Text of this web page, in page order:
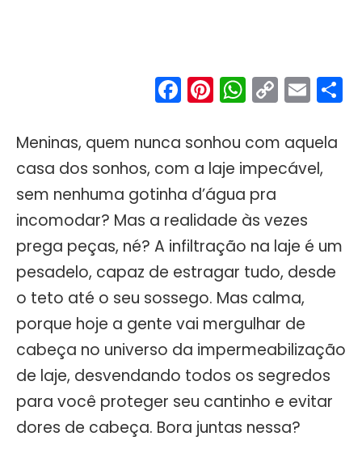
Facebook
Pinterest
Copy
Link
Meninas, quem nunca sonhou com aquela
casa dos sonhos, com a laje impecável,
sem nenhuma gotinha d’água pra
incomodar? Mas a realidade às vezes
prega peças, né? A infiltração na laje é um
pesadelo, capaz de estragar tudo, desde
o teto até o seu sossego. Mas calma,
porque hoje a gente vai mergulhar de
cabeça no universo da impermeabilização
de laje, desvendando todos os segredos
para você proteger seu cantinho e evitar
dores de cabeça. Bora juntas nessa?